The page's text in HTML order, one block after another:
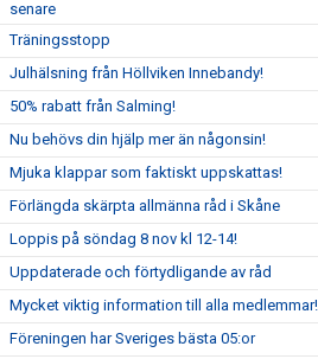
senare
Träningsstopp
Julhälsning från Höllviken Innebandy!
50% rabatt från Salming!
Nu behövs din hjälp mer än någonsin!
Mjuka klappar som faktiskt uppskattas!
Förlängda skärpta allmänna råd i Skåne
Loppis på söndag 8 nov kl 12-14!
Uppdaterade och förtydligande av råd
Mycket viktig information till alla medlemmar!
Föreningen har Sveriges bästa 05:or